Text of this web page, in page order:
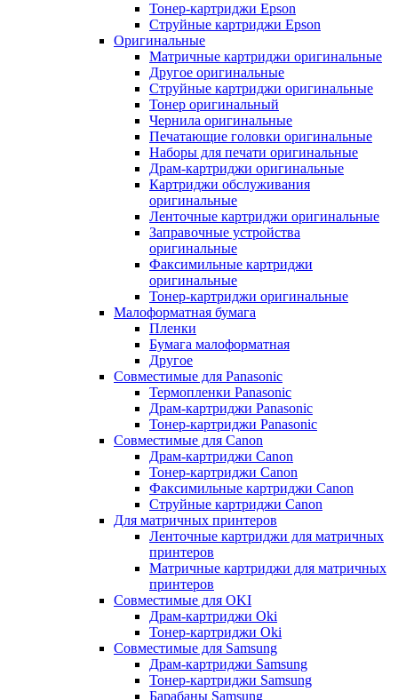
Тонер-картриджи Epson
Струйные картриджи Epson
Оригинальные
Матричные картриджи оригинальные
Другое оригинальные
Струйные картриджи оригинальные
Тонер оригинальный
Чернила оригинальные
Печатающие головки оригинальные
Наборы для печати оригинальные
Драм-картриджи оригинальные
Картриджи обслуживания
оригинальные
Ленточные картриджи оригинальные
Заправочные устройства
оригинальные
Факсимильные картриджи
оригинальные
Тонер-картриджи оригинальные
Малоформатная бумага
Пленки
Бумага малоформатная
Другое
Совместимые для Panasonic
Термопленки Panasonic
Драм-картриджи Panasonic
Тонер-картриджи Panasonic
Совместимые для Canon
Драм-картриджи Canon
Тонер-картриджи Canon
Факсимильные картриджи Canon
Струйные картриджи Canon
Для матричных принтеров
Ленточные картриджи для матричных
принтеров
Матричные картриджи для матричных
принтеров
Совместимые для OKI
Драм-картриджи Oki
Тонер-картриджи Oki
Совместимые для Samsung
Драм-картриджи Samsung
Тонер-картриджи Samsung
Барабаны Samsung